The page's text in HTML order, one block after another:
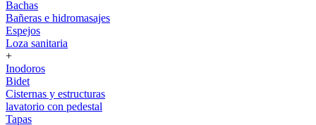
Bachas
Bañeras e hidromasajes
Espejos
Loza sanitaria
+
Inodoros
Bidet
Cisternas y estructuras
lavatorio con pedestal
Tapas